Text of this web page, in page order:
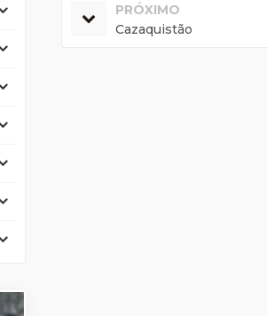
PRÓXIMO
Cazaquistão